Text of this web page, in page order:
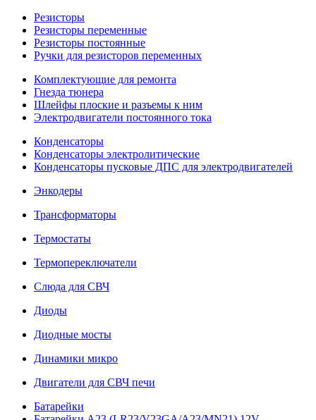
Резисторы
Резисторы переменные
Резисторы постоянные
Ручки для резисторов переменных
Комплектующие для ремонта
Гнезда тюнера
Шлейфы плоские и разъемы к ним
Электродвигатели постоянного тока
Конденсаторы
Конденсаторы электролитические
Конденсаторы пусковые ДПС для электродвигателей
Энкодеры
Трансформаторы
Термостаты
Термопереключатели
Слюда для СВЧ
Диоды
Диодные мосты
Динамики микро
Двигатели для СВЧ печи
Батарейки